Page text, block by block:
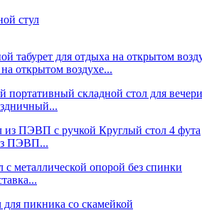
открытом воздухе...
ПЭВП...